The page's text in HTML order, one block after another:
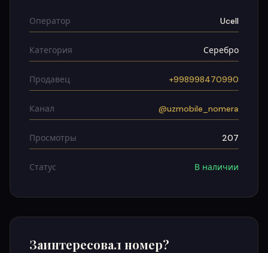
Оператор Ucell
Категория Серебро
Продавец +998998470990
Канал @uzmobile_nomera
Просмотры 207
Статус В наличии
Заинтересовал номер?